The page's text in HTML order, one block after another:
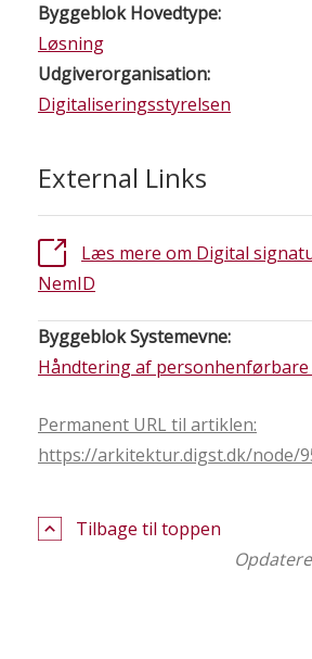
Byggeblok Hovedtype:
Løsning
Udgiverorganisation:
Digitaliseringsstyrelsen
External Links
Læs mere om Digital
NemID
Byggeblok Systemevne:
Håndtering af
Permanent URL til artiklen:
https://arkitektur.digst.dk/node/
Tilbage til toppen